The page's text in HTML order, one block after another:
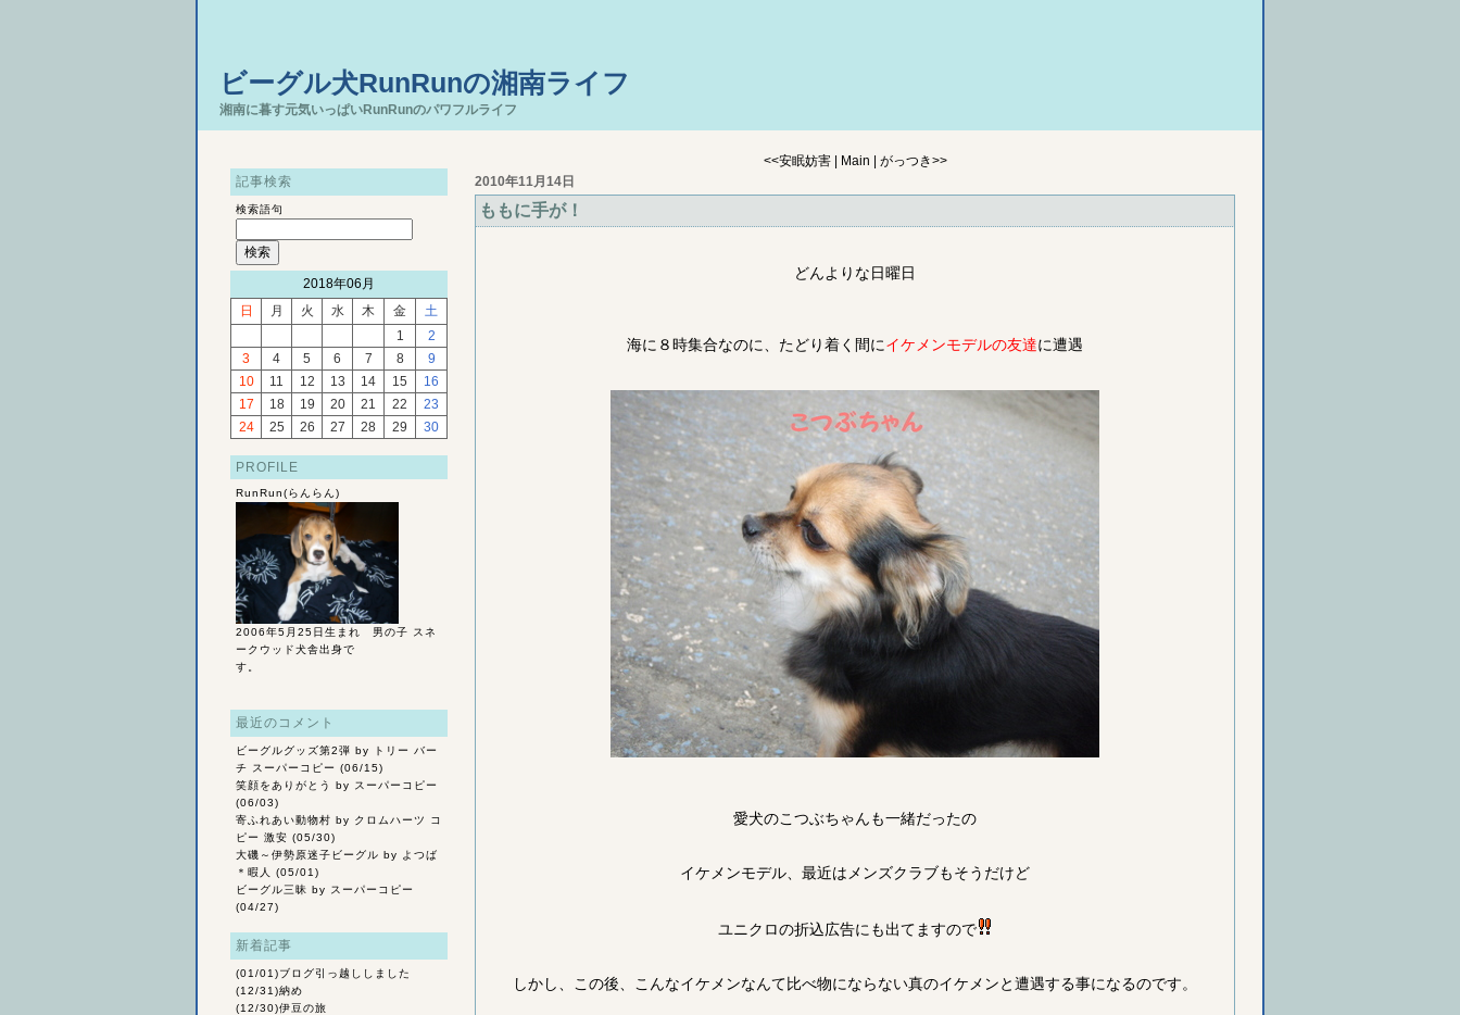
ビーグル犬RunRunの湘南ライフ
湘南に暮す元気いっぱいRunRunのパワフルライフ
記事検索
検索語句
2018年06月
日
月 火 水 木 金
土
1
2
3
4 5 6 7 8
9
10
11 12 13 14 15
16
17
18 19 20 21 22
23
24
25 26 27 28 29 30
PROFILE
RunRun(らんらん)
2006年5月25日生まれ 男の子 スネ
ークウッド犬舎出身で
す。
最近のコメント
ビーグルグッズ第2弾 by トリー バー
チ スーパーコピー (06/15)
笑顔をありがとう
by スーパーコピー
(06/03)
寄ふれあい動物村 by クロムハーツ コ
ピー 激安 (05/30)
大磯～伊勢原迷子ビーグル by よつば
＊暇人 (05/01)
ビーグル三昧 by スーパーコピー
(04/27)
新着記事
(01/01)ブログ引っ越ししました
(12/31)納め
(12/30)伊豆の旅
<<安眠妨害| Main がっつき>>
2010年11月14日
ももに手が！
どんよりな日曜日
海に８時集合なのに、たどり着く間にイケメンモデルの友達に遭遇
愛犬のこつぶちゃんも一緒だったの
イケメンモデル、最近はメンズクラブもそうだけど
ユニクロの折込広告にも出てますので
しかし、この後、こんなイケメンなんて比べ物にならない真のイケメンと遭遇する事になるのです。